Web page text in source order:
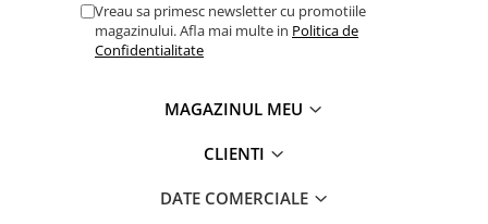
Bucatarie
Baterii Bucatarie
Vreau sa primesc newsletter cu promotiile
magazinului. Afla mai multe in Politica de
Confidentialitate
MAGAZINUL MEU
CLIENTI
DATE COMERCIALE